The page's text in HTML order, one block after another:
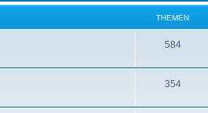
e
e
THEMEN
584T
e
m
354T